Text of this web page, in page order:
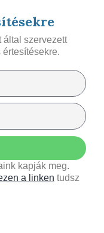
által szervezett
kapják meg.
a linken tudsz